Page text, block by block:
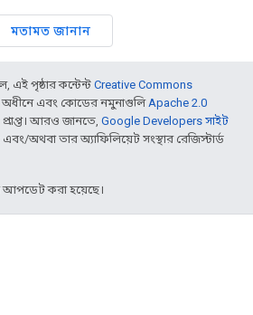
মতামত জানান
এই পৃষ্ঠার কন্টেন্ট Creative Commons
এবং কোডের নমুনাগুলি Apache 2.0
আরও জানতে, Google Developers সাইট
অথবা তার অ্যাফিলিয়েট সংস্থার রেজিস্টার্ড
আপডেট করা হয়েছে।